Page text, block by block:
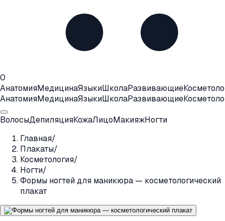
0
АнатомияМедицинаЯзыкиШколаРазвивающие
АнатомияМедицинаЯзыкиШколаРазвивающие
ВолосыДепиляцияКожаЛицоМакияжНогти
Главная/
Плакаты/
Косметология/
Ногти/
Формы ногтей для маникюра — косметологический
плакат